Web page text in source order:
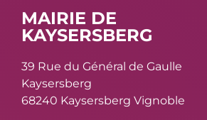
MAIRIE DE
KAYSERSBERG
39 Rue du Général de Gaulle
Kaysersberg
68240 Kaysersberg Vignoble